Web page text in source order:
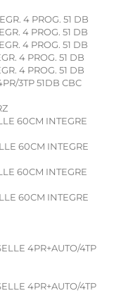
4 PROG. 51 DB
4 PROG. 51 DB
4 PROG. 51 DB
4 PROG. 51 DB
4 PROG. 51 DB
3TP 51DB CBC
60CM INTEGRE
60CM INTEGRE
60CM INTEGRE
60CM INTEGRE
4PR+AUTO/4TP
4PR+AUTO/4TP